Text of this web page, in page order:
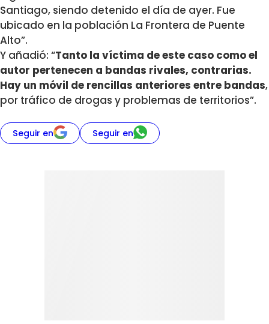
Santiago, siendo detenido el día de ayer. Fue
ubicado en la población La Frontera de Puente
Alto”.
Y añadió: “Tanto la víctima de este caso como el
autor pertenecen a bandas rivales, contrarias.
Hay un móvil de rencillas anteriores entre bandas,
por tráfico de drogas y problemas de territorios”.
Seguir en Seguir en